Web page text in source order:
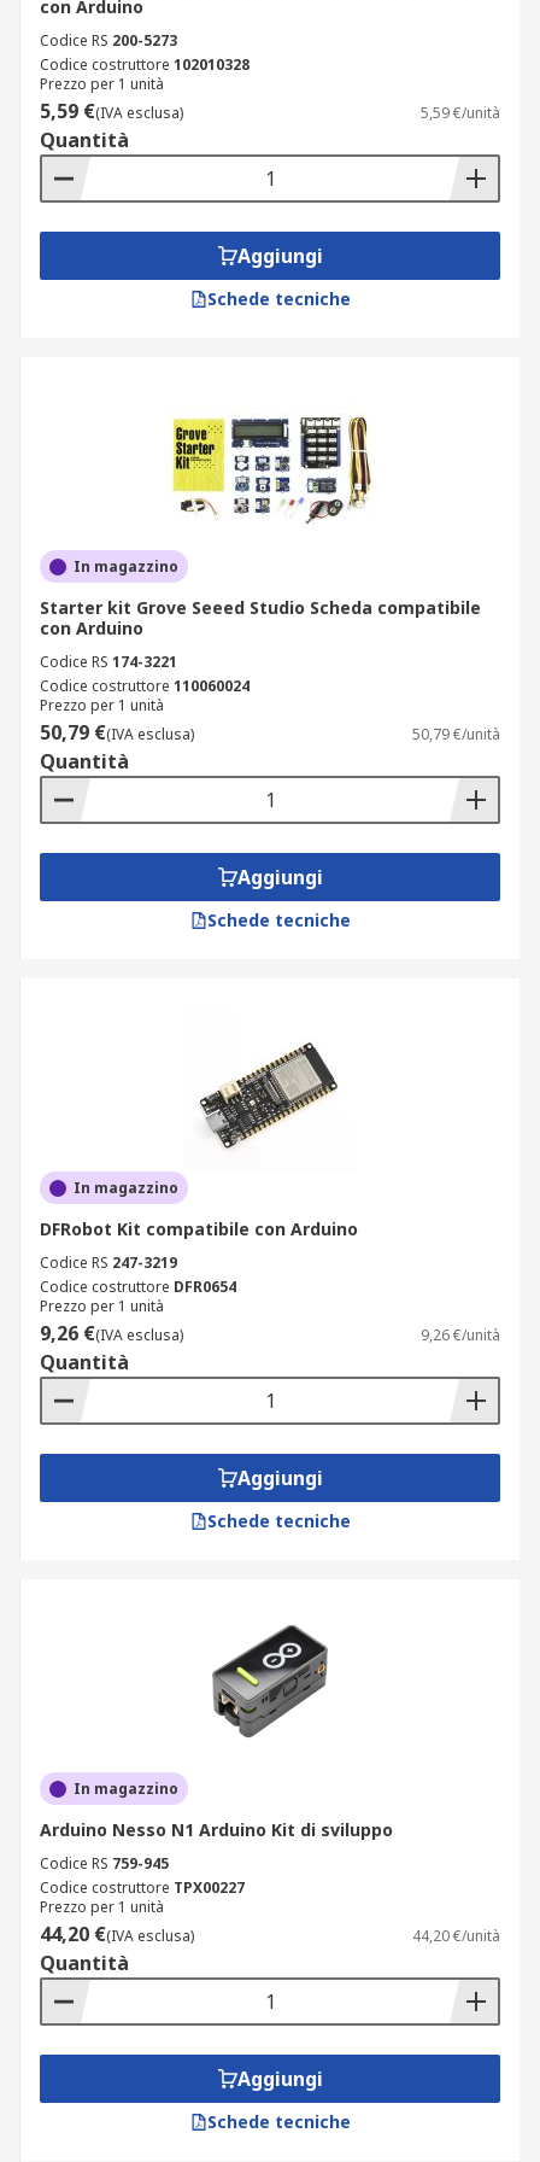
con Arduino
Codice RS 200-5273
Codice costruttore 102010328
Prezzo per 1 unità
5,59 €(IVA esclusa) 5,59 €/unità
Quantità
Aggiungi
Schede tecniche
In magazzino
Starter kit Grove Seeed Studio Scheda compatibile
con Arduino
Codice RS 174-3221
Codice costruttore 110060024
Prezzo per 1 unità
50,79 €(IVA esclusa) 50,79 €/unità
Quantità
Aggiungi
Schede tecniche
In magazzino
DFRobot Kit compatibile con Arduino
Codice RS 247-3219
Codice costruttore DFR0654
Prezzo per 1 unità
9,26 €(IVA esclusa) 9,26 €/unità
Quantità
Aggiungi
Schede tecniche
In magazzino
Arduino Nesso N1 Arduino Kit di sviluppo
Codice RS 759-945
Codice costruttore TPX00227
Prezzo per 1 unità
44,20 €(IVA esclusa) 44,20 €/unità
Quantità
Aggiungi
Schede tecniche